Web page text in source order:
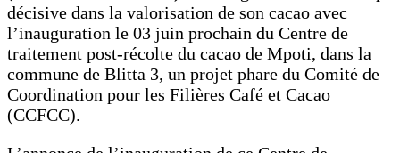
décisive dans la valorisation de son cacao avec
l’inauguration le 03 juin prochain du Centre de
traitement post-récolte du cacao de Mpoti, dans la
commune de Blitta 3, un projet phare du Comité de
Coordination pour les Filières Café et Cacao
(CCFCC).